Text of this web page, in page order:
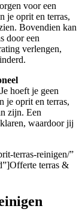
voor een
je oprit en terras,
Bovendien kan
door een
verlengen,
hoeft je geen
je oprit en terras,
zijn. Een
waardoor jij
terras-reinigen/”
terras &